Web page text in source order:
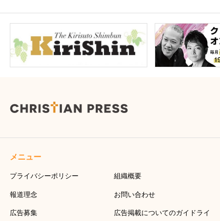
メニュー
プライバシーポリシー 組織概要
報道理念 お問い合わせ
広告募集
広告掲載についてのガイドライ